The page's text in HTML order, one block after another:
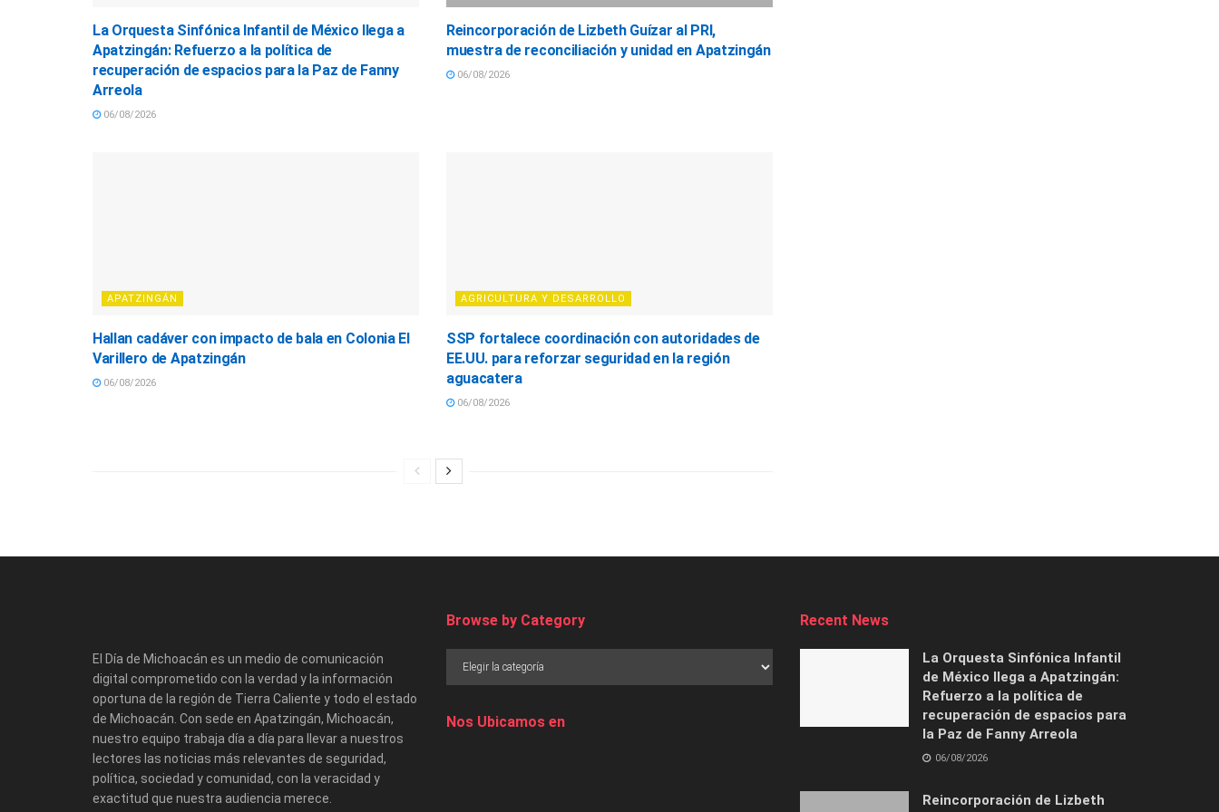
La Orquesta Sinfónica Infantil de México llega a
Apatzingán: Refuerzo a la política de
recuperación de espacios para la Paz de Fanny
Arreola
06/08/2026
Reincorporación de Lizbeth Guízar al PRI,
muestra de reconciliación y unidad en Apatzingán
06/08/2026
APATZINGÁN
Hallan cadáver con impacto de bala en Colonia El
Varillero de Apatzingán
06/08/2026
AGRICULTURA Y DESARROLLO
SSP fortalece coordinación con autoridades de
EE.UU. para reforzar seguridad en la región
aguacatera
06/08/2026
El Día de Michoacán es un medio de comunicación
digital comprometido con la verdad y la información
oportuna de la región de Tierra Caliente y todo el estado
de Michoacán. Con sede en Apatzingán, Michoacán,
nuestro equipo trabaja día a día para llevar a nuestros
lectores las noticias más relevantes de seguridad,
política, sociedad y comunidad, con la veracidad y
exactitud que nuestra audiencia merece.
Browse by Category
Nos Ubicamos en
Recent News
La Orquesta Sinfónica Infantil
de México llega a Apatzingán:
Refuerzo a la política de
recuperación de espacios para
la Paz de Fanny Arreola
06/08/2026
Reincorporación de Lizbeth